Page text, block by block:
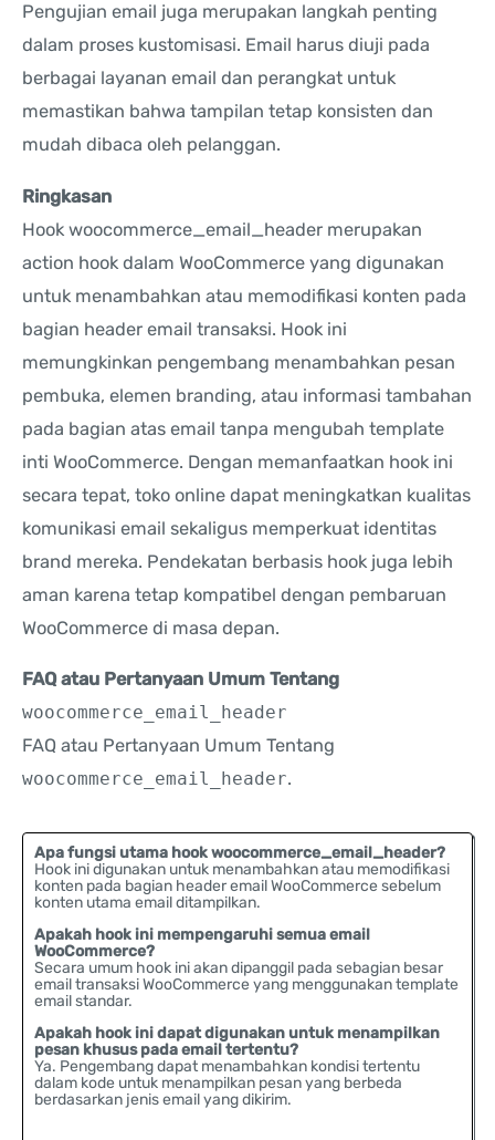
Pengujian email juga merupakan langkah penting
dalam proses kustomisasi. Email harus diuji pada
berbagai layanan email dan perangkat untuk
memastikan bahwa tampilan tetap konsisten dan
mudah dibaca oleh pelanggan.
Ringkasan
Hook woocommerce_email_header merupakan
action hook dalam WooCommerce yang digunakan
untuk menambahkan atau memodifikasi konten pada
bagian header email transaksi. Hook ini
memungkinkan pengembang menambahkan pesan
pembuka, elemen branding, atau informasi tambahan
pada bagian atas email tanpa mengubah template
inti WooCommerce. Dengan memanfaatkan hook ini
secara tepat, toko online dapat meningkatkan kualitas
komunikasi email sekaligus memperkuat identitas
brand mereka. Pendekatan berbasis hook juga lebih
aman karena tetap kompatibel dengan pembaruan
WooCommerce di masa depan.
FAQ atau Pertanyaan Umum Tentang
woocommerce_email_header
FAQ atau Pertanyaan Umum Tentang
woocommerce_email_header.
Apa fungsi utama hook woocommerce_email_header?
Hook ini digunakan untuk menambahkan atau memodifikasi
konten pada bagian header email WooCommerce sebelum
konten utama email ditampilkan.
Apakah hook ini mempengaruhi semua email
WooCommerce?
Secara umum hook ini akan dipanggil pada sebagian besar
email transaksi WooCommerce yang menggunakan template
email standar.
Apakah hook ini dapat digunakan untuk menampilkan
pesan khusus pada email tertentu?
Ya. Pengembang dapat menambahkan kondisi tertentu
dalam kode untuk menampilkan pesan yang berbeda
berdasarkan jenis email yang dikirim.